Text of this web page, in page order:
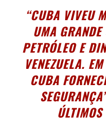
“CUBA VIVEU
UMA
PETRÓLEO E
VENEZUELA.
CUBA